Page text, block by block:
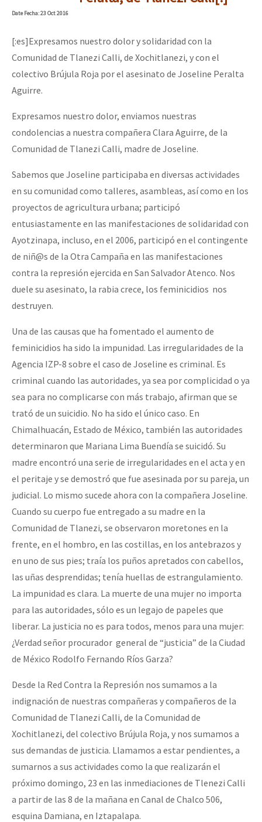
Mundo
La Sexta
AutonomÍa y Resistencia
Megaproyectos
Migración
ETIQUETAS
Audio
Fotorreportaje
Semillero Guerra contra la Humanidad. (Las poblaciones y
la naturaleza bajo asedio)
Libros para descargar
Medios Libres
COVID-19
Eventos
Contacto
Dia 1: Encontro “Guerra contra a Humanidade”
[CDMX – 20 julio] Jornadas globales por la libertad de Jesús
“Sonhando a Terra do Bem Virá” se publica no Estado Espanhol
Se o México sabe, que o mundo saiba! Nossas lutas pela
[25 abr – CDMX] Tokín por el CNI: 30 años de Resistencia y
DateFecha: 23 Oct 2016
[:es]Expresamos nuestro dolor y solidaridad con la
Comunidad de Tlanezi Calli, de Xochitlanezi, y con el
colectivo Brújula Roja por el asesinato de Joseline Peralta
Aguirre.
Expresamos nuestro dolor, enviamos nuestras
condolencias a nuestra compañera Clara Aguirre, de la
Comunidad de Tlanezi Calli, madre de Joseline.
Sabemos que Joseline participaba en diversas actividades
en su comunidad como talleres, asambleas, así como en los
proyectos de agricultura urbana; participó
entusiastamente en las manifestaciones de solidaridad con
Ayotzinapa, incluso, en el 2006, participó en el contingente
de niñ@s de la Otra Campaña en las manifestaciones
contra la represión ejercida en San Salvador Atenco. Nos
duele su asesinato, la rabia crece, los feminicidios nos
destruyen.
Una de las causas que ha fomentado el aumento de
feminicidios ha sido la impunidad. Las irregularidades de la
Agencia IZP-8 sobre el caso de Joseline es criminal. Es
criminal cuando las autoridades, ya sea por complicidad o ya
sea para no complicarse con más trabajo, afirman que se
trató de un suicidio. No ha sido el único caso. En
Chimalhuacán, Estado de México, también las autoridades
determinaron que Mariana Lima Buendía se suicidó. Su
madre encontró una serie de irregularidades en el acta y en
el peritaje y se demostró que fue asesinada por su pareja, un
judicial. Lo mismo sucede ahora con la compañera Joseline.
Cuando su cuerpo fue entregado a su madre en la
Comunidad de Tlanezi, se observaron moretones en la
frente, en el hombro, en las costillas, en los antebrazos y
en uno de sus pies; traía los puños apretados con cabellos,
las uñas desprendidas; tenía huellas de estrangulamiento.
La impunidad es clara. La muerte de una mujer no importa
para las autoridades, sólo es un legajo de papeles que
liberar. La justicia no es para todos, menos para una mujer:
¿Verdad señor procurador general de “justicia” de la Ciudad
de México Rodolfo Fernando Ríos Garza?
Desde la Red Contra la Represión nos sumamos a la
indignación de nuestras compañeras y compañeros de la
Comunidad de Tlanezi Calli, de la Comunidad de
Xochitlanezi, del colectivo Brújula Roja, y nos sumamos a
sus demandas de justicia. Llamamos a estar pendientes, a
sumarnos a sus actividades como la que realizarán el
próximo domingo, 23 en las inmediaciones de Tlenezi Calli
a partir de las 8 de la mañana en Canal de Chalco 506,
esquina Damiana, en Iztapalapa.